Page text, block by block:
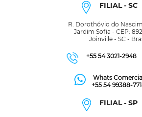
FILIAL - SC
R. Dorothóvio do
Jardim Sofia - CEP:
Joinville - SC -
+55 54 3021-2948
Whats
+55 54 99388-
FILIAL - SP